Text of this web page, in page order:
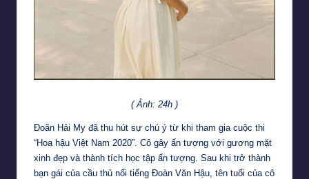
( Ảnh: 24h )
Đoãn Hải My đã thu hút sự chú ý từ khi tham gia cuộc thi
“Hoa hậu Việt Nam 2020”. Cô gây ấn tượng với gương mặt
xinh đẹp và thành tích học tập ấn tượng. Sau khi trở thành
bạn gái của cầu thủ nổi tiếng Đoàn Văn Hậu, tên tuổi của cô